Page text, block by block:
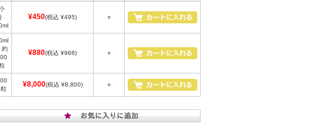
¥450(税込 ¥495) ○
¥880(税込 ¥968) ○
¥8,000(税込 ¥8,800) ○